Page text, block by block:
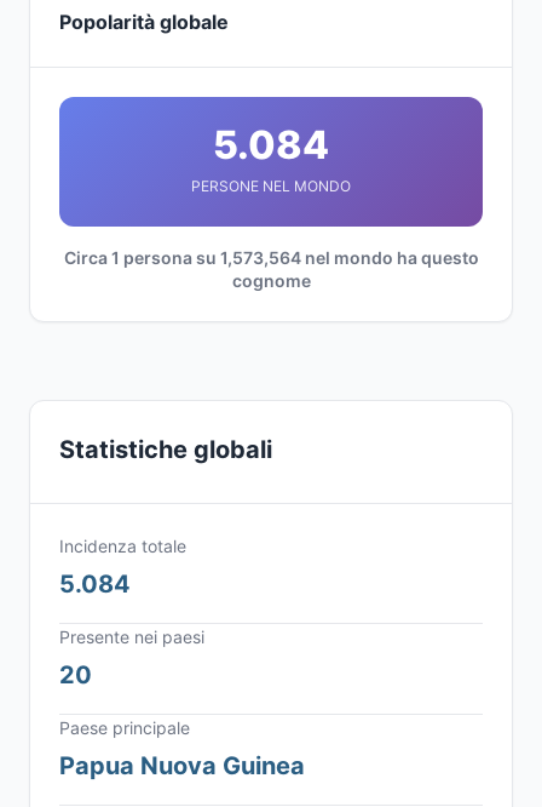
Popolarità globale
5.084
PERSONE NEL MONDO
Circa 1 persona su 1,573,564 nel mondo ha questo
cognome
Statistiche globali
Incidenza totale
5.084
Presente nei paesi
20
Paese principale
Papua Nuova Guinea